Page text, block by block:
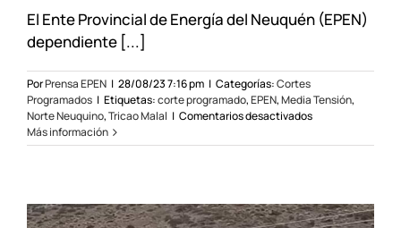
El Ente Provincial de Energía del Neuquén (EPEN)
dependiente [...]
PorPrensa EPEN | 28/08/23 7:16 pm | Categorías:Cortes
Programados | Etiquetas:corte programado,EPEN,Media Tensión,
Norte Neuquino,Tricao Malal | Comentarios desactivadosen
programado
el
Más información